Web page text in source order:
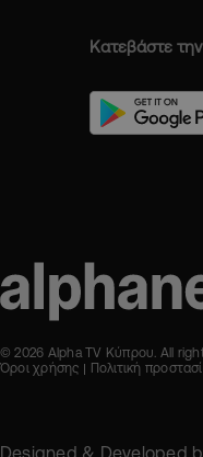
Κατεβάστε
© 2026 Alpha TV Κύπρου. All
Όροι χρήσης
Πολιτική
Designed & Developed